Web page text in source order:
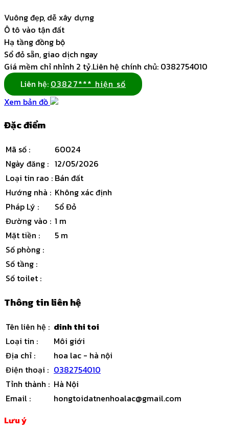
Vuông đẹp, dễ xây dựng
Ô tô vào tận đất
Hạ tầng đồng bộ
Sổ đỏ sẵn, giao dịch ngay
Giá mềm chỉ nhỉnh 2 tỷ.Liên hệ chính chủ: 0382754010
Liên hệ: 03827*** hiện số
Xem bản đồ
Đặc điểm
Mã số :
60024
Ngày đăng : 12/05/2026
Loại tin rao : Bán đất
Hướng nhà : Không xác định
Pháp Lý :
Sổ Đỏ
Đường vào : 1 m
Mặt tiền :
5 m
Số phòng :
Số tầng :
Số toilet :
Thông tin liên hệ
Tên liên hệ : dinh thi toi
Loại tin :
Môi giới
Địa chỉ :
hoa lac - hà nội
Điện thoại : 0382754010
Tỉnh thành : Hà Nội
Email :
hongtoidatnenhoalac@gmail.com
Lưu ý